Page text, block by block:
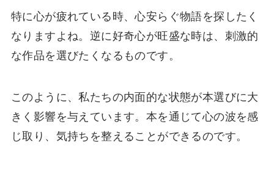
特に心が疲れている時、心安らぐ物語を探したく
なりますよね。逆に好奇心が旺盛な時は、刺激的
な作品を選びたくなるものです。
このように、私たちの内面的な状態が本選びに大
きく影響を与えています。本を通じて心の波を感
じ取り、気持ちを整えることができるのです。